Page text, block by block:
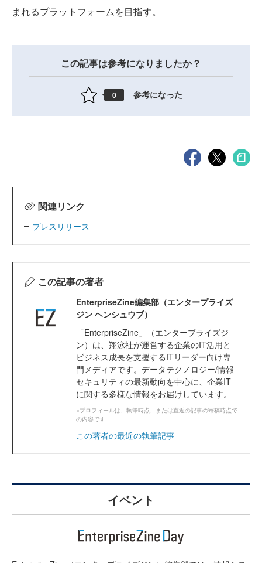
まれるプラットフォームを目指す。
この記事は参考になりましたか？
0 参考になった
関連リンク
プレスリリース
この記事の著者
EnterpriseZine編集部（エンタープライズ
ジン ヘンシュウブ）
「EnterpriseZine」（エンタープライズジ
ン）は、翔泳社が運営する企業のIT活用と
ビジネス成長を支援するITリーダー向け専
門メディアです。データテクノロジー/情報
セキュリティの最新動向を中心に、企業IT
に関する多様な情報をお届けしています。
※プロフィールは、執筆時点、または直近の記事の寄稿時点で
の内容です
この著者の最近の執筆記事
イベント